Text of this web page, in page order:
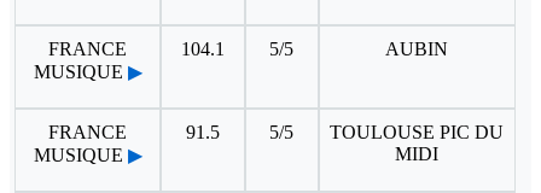
FRANCE
MUSIQUE ▶
104.1 5/5 AUBIN
FRANCE
MUSIQUE ▶
91.5 5/5
TOULOUSE PIC DU
MIDI